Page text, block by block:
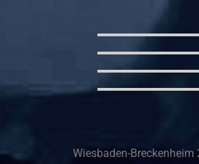
Wiesbaden-Breckenheim